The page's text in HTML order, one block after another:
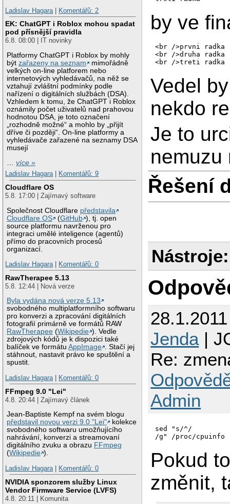
Ladislav Hagara
Komentářů: 2
EK: ChatGPT i Roblox mohou spadat
pod přísnější pravidla
6.8. 08:00 | IT novinky
Platformy ChatGPT i Roblox by mohly
býtzařazeny na seznam
mimořádně
velkých on-line platforem nebo
internetových vyhledávačů, na něž se
vztahují zvláštní podmínky podle
nařízení o digitálních službách (DSA).
Vzhledem k tomu, že ChatGPT i Roblox
oznámily počet uživatelů nad prahovou
hodnotou DSA, je toto označení
„rozhodně možné“ a mohlo by „přijít
dříve či později“. On-line platformy a
vyhledávače zařazené na seznamy DSA
musejí
…více »
Ladislav Hagara| Komentářů: 9
Cloudflare OS
5.8. 17:00 | Zajímavý software
Společnost Cloudflare představila
Cloudflare OS
(GitHub ), tj. open
source platformu navrženou pro
integraci umělé inteligence (agentů)
přímo do pracovních procesů
organizací.
Ladislav Hagara| Komentářů: 0
RawTherapee 5.13
5.8. 12:44 | Nová verze
Byla vydána nová verze 5.13
svobodného multiplatformního softwaru
pro konverzi a zpracování digitálních
fotografií primárně ve formátů RAW
RawTherapee (Wikipedie ). Vedle
zdrojových kódů je k dispozici také
balíček ve formátuAppImage . Stačí jej
stáhnout, nastavit právo ke spuštění a
spustit.
Ladislav Hagara| Komentářů: 0
FFmpeg 9.0 "Lei"
4.8. 20:44 | Zajímavý článek
Jean-Baptiste Kempf na svém blogu
představil novou verzi 9.0 "Lei"
kolekce
svobodného softwaru umožňujícího
nahrávání, konverzi a streamovaní
digitálního zvuku a obrazu FFmpeg
(Wikipedie ).
Ladislav Hagara| Komentářů: 0
NVIDIA sponzorem služby Linux
Vendor Firmware Service (LVFS)
4.8. 20:11 | Komunita
by ve
<br />prvni radka
<br />druha radka
Vedel
nekdo
Je to
nemuzu
Řešení
Nástroje:
Jenda|
Re:
Admin
sed "s/^/
/g" /proc/cpuinfo
Pokud
změnit,